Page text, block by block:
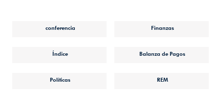
conferencia Finanzas
Índice Balanza de Pagos
Políticas REM